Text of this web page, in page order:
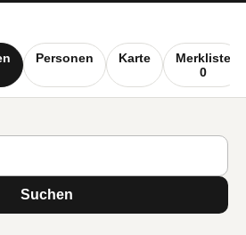
Personen Karte
Merkliste
0
Suchen